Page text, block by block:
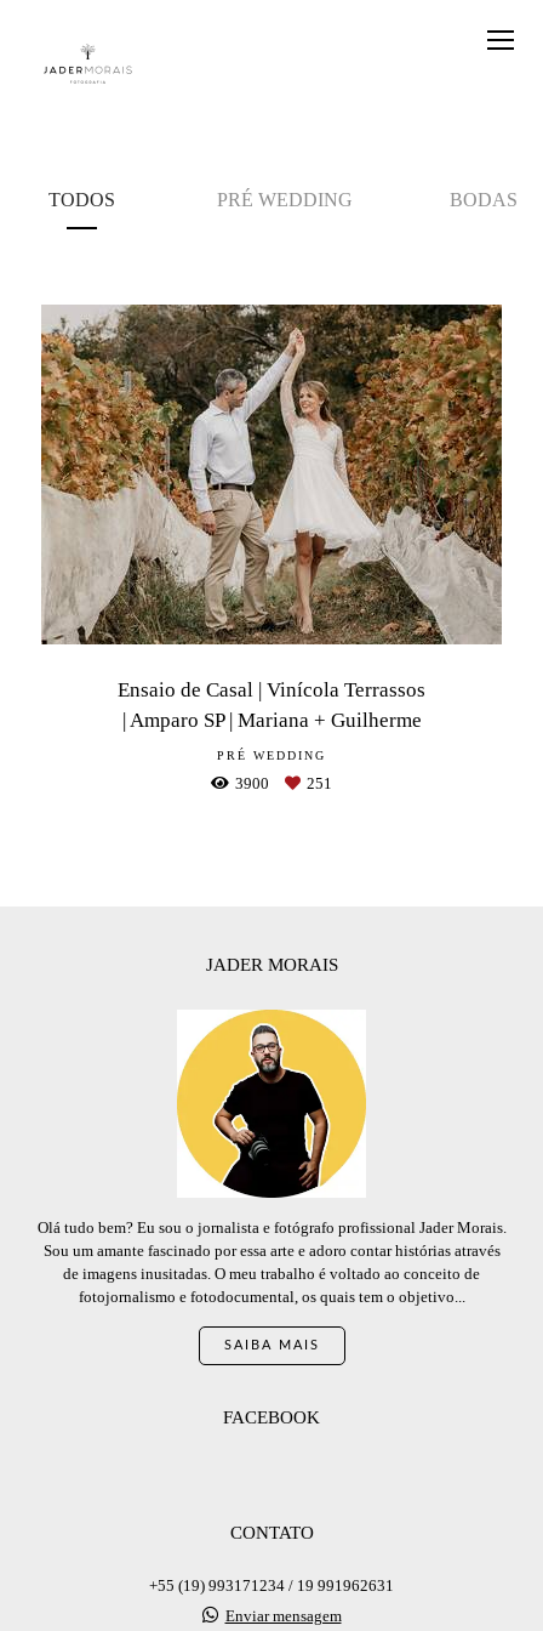
TODOS PRÉ WEDDING BODAS
Ensaio de Casal | Vinícola Terrassos
| Amparo SP | Mariana + Guilherme
PRÉ WEDDING
3900 251
JADER MORAIS
Olá tudo bem? Eu sou o jornalista e fotógrafo profissional Jader Morais.
Sou um amante fascinado por essa arte e adoro contar histórias através
de imagens inusitadas. O meu trabalho é voltado ao conceito de
fotojornalismo e fotodocumental, os quais tem o objetivo...
SAIBA MAIS
FACEBOOK
CONTATO
+55 (19) 993171234 / 19 991962631
Enviar mensagem